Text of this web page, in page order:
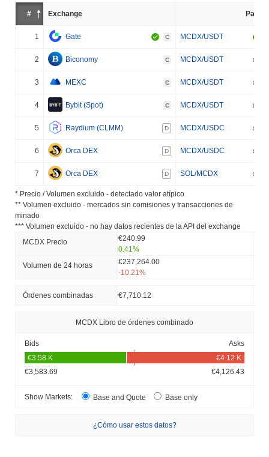
# Exchange Par
1 Gate C MCDX/USDT
2 Biconomy C MCDX/USDT
3 MEXC C MCDX/USDT
4 Bybit (Spot) C MCDX/USDT
5 Raydium (CLMM) D MCDX/USDC
6 Orca DEX D MCDX/USDC
7 Orca DEX D SOL/MCDX
* Precio / Volumen excluido - detectado valor atípico
** Volumen excluido - mercados sin comisiones y transacciones de
minado
*** Volumen excluido - no hay datos recientes de la API del exchange
MCDX Precio
€240.99
0.41%
Volumen de 24 horas
€237,264.00
-10.21%
Órdenes combinadas €7,710.12
MCDX Libro de órdenes combinado
Bids Asks
€3,583.69 €4,126.43
Show Markets: Base and Quote Base only
¿Cómo usar estos datos?